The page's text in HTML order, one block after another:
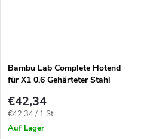
Bambu Lab Complete Hotend
für X1 0,6 Gehärteter Stahl
€42,34
Verkaufspreis:
€42,34 / 1 St
Auf Lager